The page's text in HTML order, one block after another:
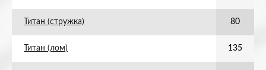
Титан (стружка) 80
Титан (лом) 135